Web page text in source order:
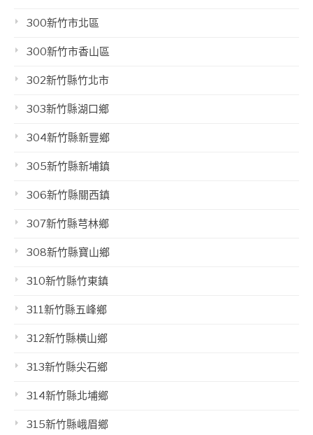
300新竹市北區
300新竹市香山區
302新竹縣竹北市
303新竹縣湖口鄉
304新竹縣新豐鄉
305新竹縣新埔鎮
306新竹縣關西鎮
307新竹縣芎林鄉
308新竹縣寶山鄉
310新竹縣竹東鎮
311新竹縣五峰鄉
312新竹縣橫山鄉
313新竹縣尖石鄉
314新竹縣北埔鄉
315新竹縣峨眉鄉